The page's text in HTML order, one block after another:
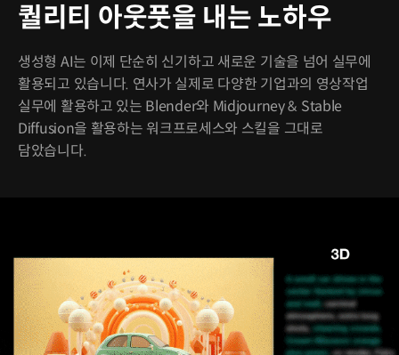
퀄리티 아웃풋을 내는 노하우
생성형 AI는 이제 단순히 신기하고 새로운 기술을 넘어 실무에
활용되고 있습니다. 연사가 실제로 다양한 기업과의 영상작업
실무에 활용하고 있는 Blender와 Midjourney & Stable
Diffusion을 활용하는 워크프로세스와 스킬을 그대로
담았습니다.